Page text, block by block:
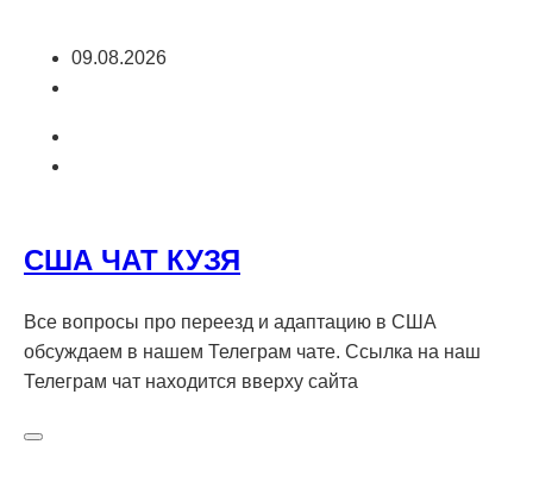
Перейти09.08.2026
США ЧАТ КУЗЯ
Все вопросы про переезд и адаптацию в США
обсуждаем в нашем Телеграм чате. Ссылка на наш
Телеграм чат находится вверху сайта